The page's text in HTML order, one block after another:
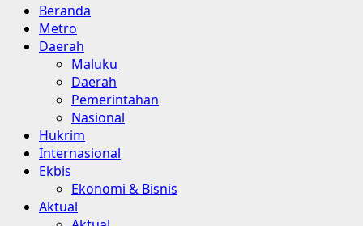
Primary
Menu
Beranda
Metro
Daerah
Maluku
Daerah
Pemerintahan
Nasional
Hukrim
Internasional
Ekbis
Ekonomi & Bisnis
Aktual